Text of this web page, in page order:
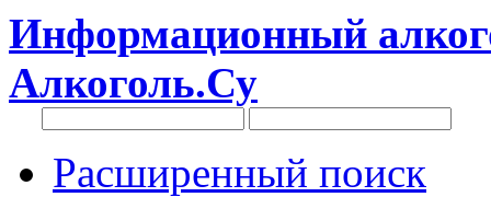
Информационный
Алкоголь.Су
Расширенный поиск